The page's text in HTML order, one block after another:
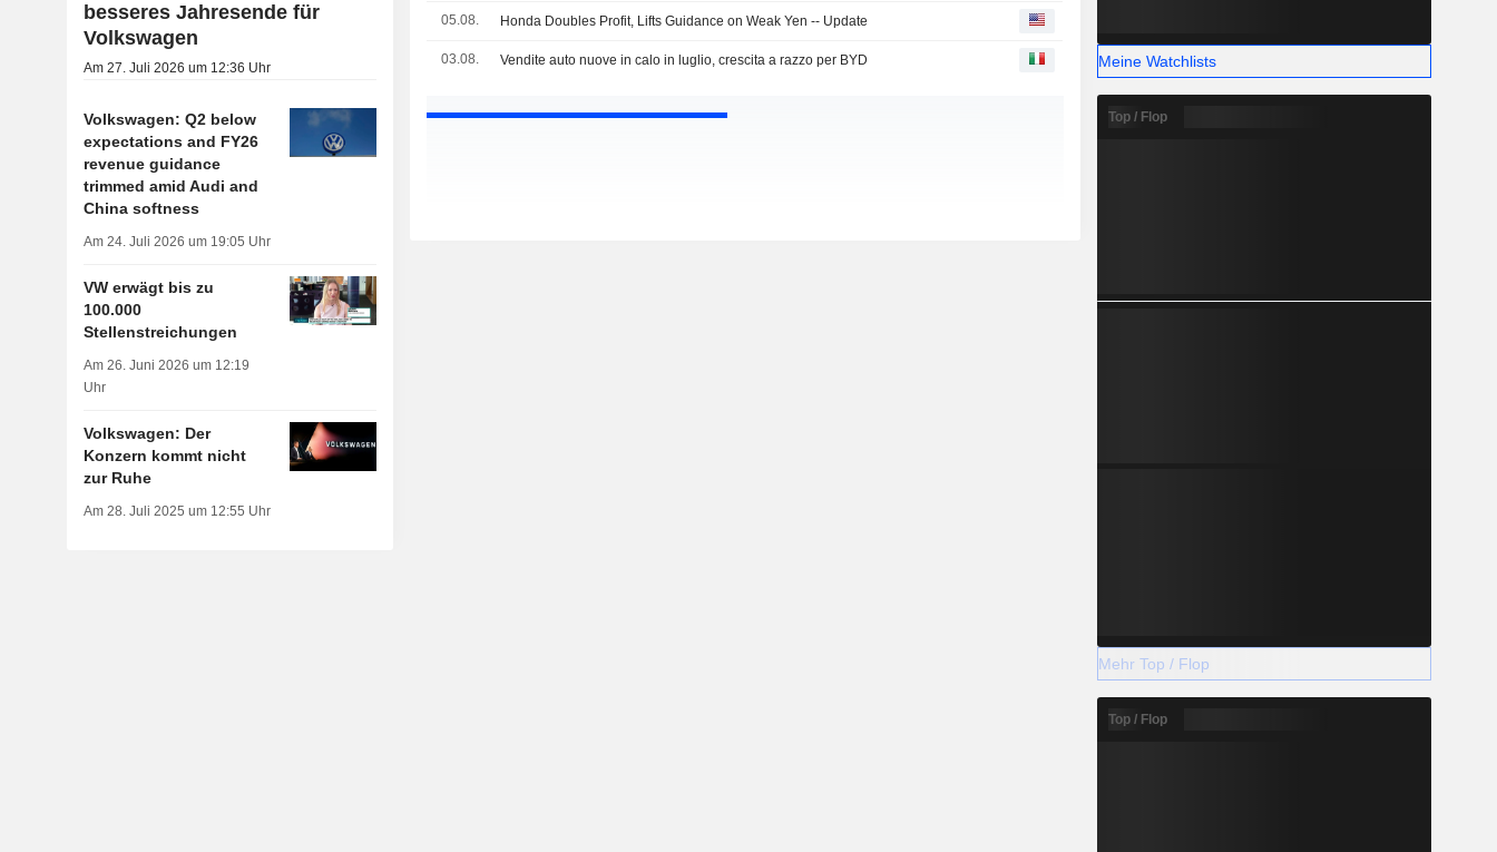
05.08. Honda Doubles Profit, Lifts Guidance on Weak Yen -- Update
03.08. Vendite auto nuove in calo in luglio, crescita a razzo per BYD
besseres Jahresende für
Volkswagen
Am 27. Juli 2026 um 12:36 Uhr
Volkswagen: Q2 below
expectations and FY26
revenue guidance
trimmed amid Audi and
China softness
Am 24. Juli 2026 um 19:05 Uhr
VW erwägt bis zu
100.000
Stellenstreichungen
Am 26. Juni 2026 um 12:19
Uhr
Volkswagen: Der
Konzern kommt nicht
zur Ruhe
Am 28. Juli 2025 um 12:55 Uhr
Meine Watchlists
Top / Flop
Mehr Top / Flop
Top / Flop